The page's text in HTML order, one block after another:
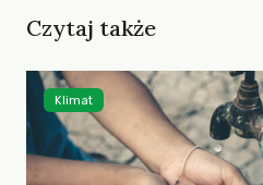
Czytaj także
Klimat